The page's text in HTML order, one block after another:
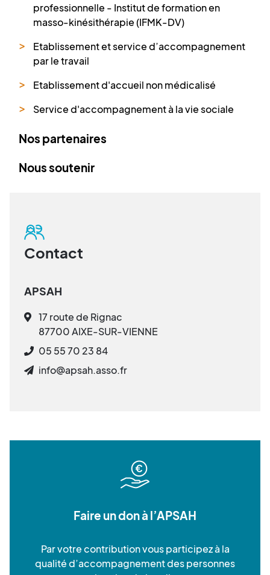
professionnelle - Institut de formation en
masso-kinésithérapie (IFMK-DV)
Etablissement et service d’accompagnement
par le travail
Etablissement d'accueil non médicalisé
Service d'accompagnement à la vie sociale
Nos partenaires
Nous soutenir
Contact
APSAH
17 route de Rignac
87700 AIXE-SUR-VIENNE
05 55 70 23 84
info@apsah.asso.fr
Faire un don à l’APSAH
Par votre contribution vous participez à la
qualité d’accompagnement des personnes